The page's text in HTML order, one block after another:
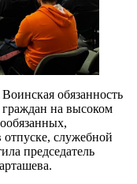
обязанность
граждан на высоком
отпуске, служебной
председатель